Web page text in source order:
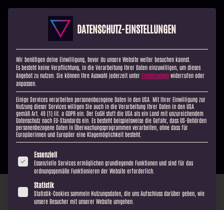
DATENSCHUTZ-EINSTELLUNGEN
Wir benötigen deine Einwilligung, bevor du unsere Website weiter besuchen kannst.
Es besteht keine Verpflichtung, in die Verarbeitung Ihrer Daten einzuwilligen, um dieses
Angebot zu nutzen. Sie können Ihre Auswahl jederzeit unter Einstellungen widerrufen oder
anpassen.
Einige Services verarbeiten personenbezogene Daten in den USA. Mit Ihrer Einwilligung zur
Nutzung dieser Services willigen Sie auch in die Verarbeitung Ihrer Daten in den USA
gemäß Art. 49 (1) lit. a GDPR ein. Der EuGH stuft die USA als ein Land mit unzureichendem
Datenschutz nach EU-Standards ein. Es besteht beispielsweise die Gefahr, dass US-Behörden
personenbezogene Daten in Überwachungsprogrammen verarbeiten, ohne dass für
Europäerinnen und Europäer eine Klagemöglichkeit besteht.
Es folgt eine Liste der Service-Gruppen, für die eine Einwilligung
Essenziell
Essenzielle Services ermöglichen grundlegende Funktionen und sind für das
ordnungsgemäße Funktionieren der Website erforderlich.
Statistik
Statistik-Cookies sammeln Nutzungsdaten, die uns Aufschluss darüber geben, wie
unsere Besucher mit unserer Website umgehen.